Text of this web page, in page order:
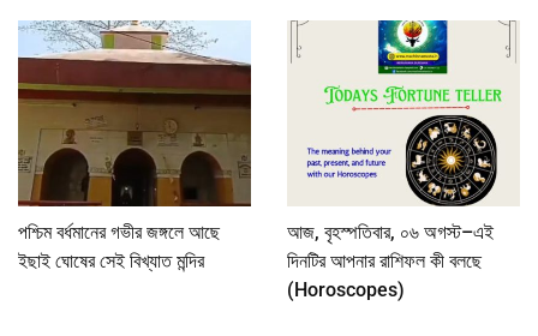
পশ্চিম বর্ধমানের গভীর জঙ্গলে আছে
ইছাই ঘোষের সেই বিখ্যাত মন্দির
আজ, বৃহস্পতিবার, ০৬ অগস্ট–এই
দিনটির আপনার রাশিফল কী বলছে
(Horoscopes)